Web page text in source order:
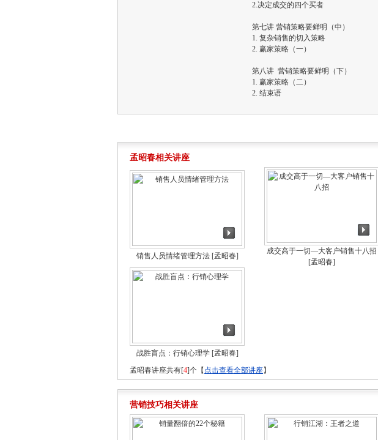
2.决定成交的四个买者
第七讲 营销策略要鲜明（中）
1. 复杂销售的切入策略
2. 赢家策略（一）
第八讲 营销策略要鲜明（下）
1. 赢家策略（二）
2. 结束语
孟昭春相关讲座
销售人员情绪管理方法[孟昭春]
成交高于一切—大客户销售十八招
[孟昭春]
战胜盲点：行销心理学[孟昭春]
孟昭春讲座共有[4]个【 点击查看全部讲座】
营销技巧相关讲座